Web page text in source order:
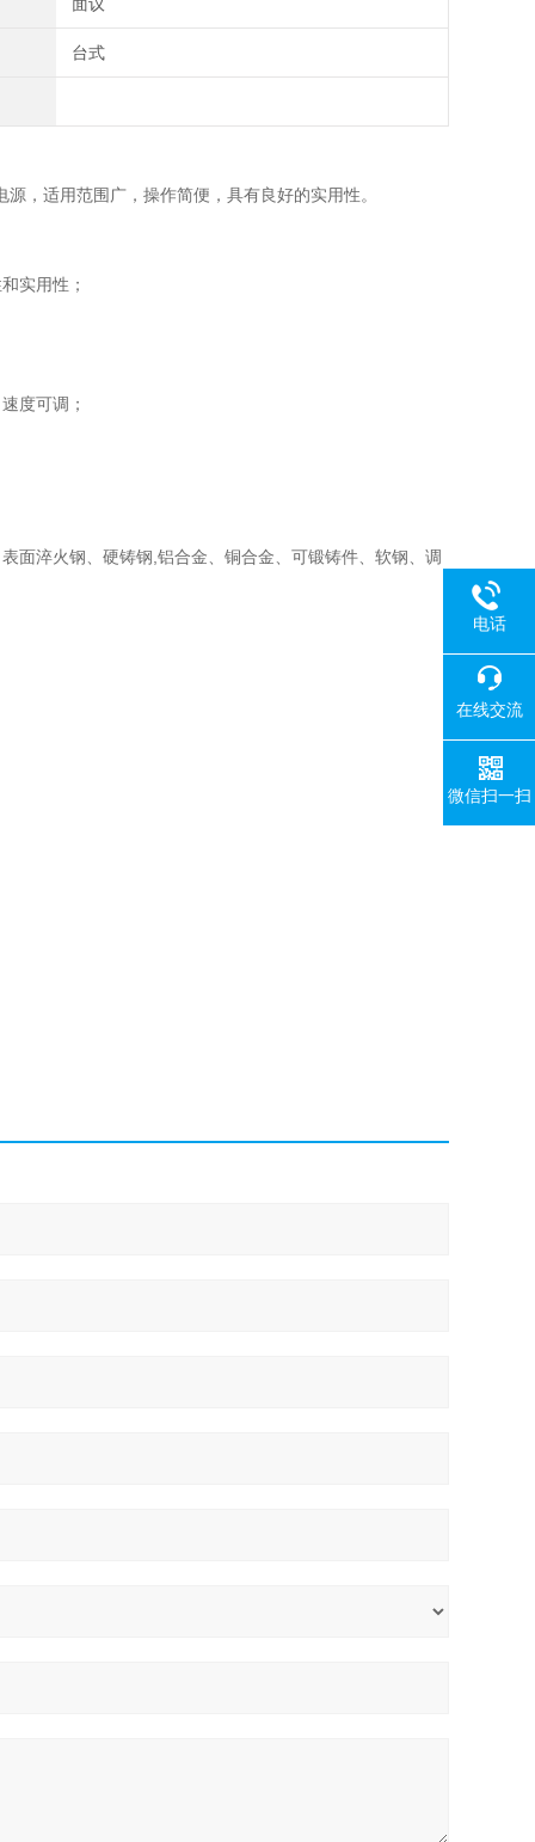
台式
，适用范围广，操作简便，具有良好的实用性。
实用性；
度可调；
面淬火钢、硬铸钢,铝合金、铜合金、可锻铸件、软钢、调
电话
在线交流
微信扫一扫